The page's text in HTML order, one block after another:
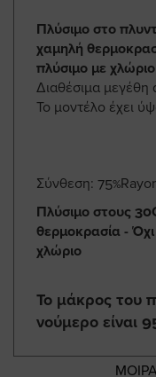
Πλύσιμο στο
χαμηλή
πλύσιμο με χλώριο
Διαθέσιμα
Το μοντέλο έχει
Σύνθεση:
Πλύσιμο στους
θερμοκρασία -
χλώριο
Το μάκρος του
νούμερο είναι